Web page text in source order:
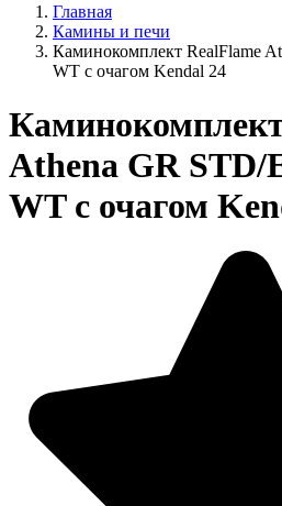
Главная
Камины и печи
Каминокомплект RealFlame
WT с очагом Kendal 24
Athena GR STD/
WT с очагом